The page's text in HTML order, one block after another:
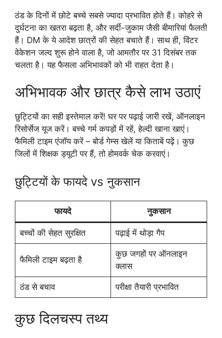
ठंड के दिनों में छोटे बच्चे सबसे ज्यादा प्रभावित होते हैं। कोहरे से
दुर्घटना का खतरा बढ़ता है, और सर्दी-जुकाम जैसी बीमारियां फैलती
हैं। DM के ये आदेश छात्रों की सेहत बचाते हैं। साथ ही, विंटर
वेकेशन जल्द शुरू होने वाला है, जो आमतौर पर 31 दिसंबर तक
चलता है। यह फैसला अभिभावकों को भी राहत देता है।
अभिभावक और छात्र कैसे लाभ उठाएं
छुट्टियों का सही इस्तेमाल करें! घर पर पढ़ाई जारी रखें, ऑनलाइन
रिसोर्सेज यूज करें। बच्चे गर्म कपड़ों में रहें, हेल्दी खाना खाएं।
फैमिली टाइम एंजॉय करें – बोर्ड गेम्स खेलें या किताबें पढ़ें। कुछ
जिलों में शिक्षक ड्यूटी पर हैं, तो होमवर्क चेक करवाएं।
छुट्टियों के फायदे vs नुकसान
फायदे नुकसान
बच्चों की सेहत सुरक्षित पढ़ाई में थोड़ा गैप
फैमिली टाइम बढ़ता है
कुछ जगहों पर ऑनलाइन
क्लास
ठंड से बचाव परीक्षा तैयारी प्रभावित
कुछ दिलचस्प तथ्य